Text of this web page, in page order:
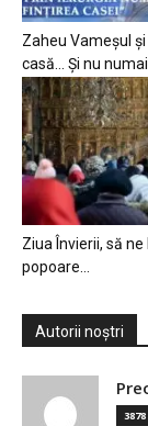
Zaheu Vameșul
casă… Și nu
Ziua Învierii, să
popoare…
Autorii noștri